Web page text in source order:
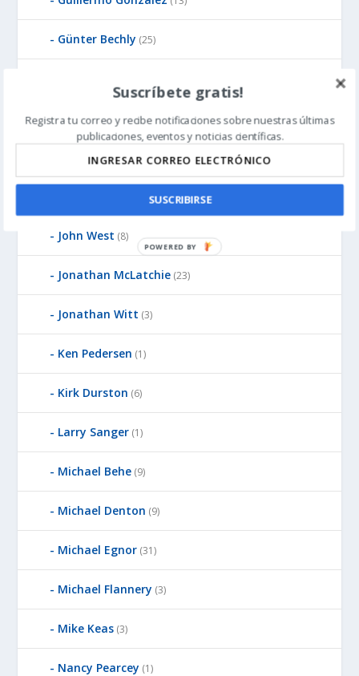
Günter Bechly (25)
Howard Glicksman(5)
James Gills(1)
Jean-Pierre Luminet(2)
John West (8)
Jonathan McLatchie (23)
Jonathan Witt (3)
Ken Pedersen (1)
Kirk Durston (6)
Larry Sanger (1)
Michael Behe (9)
Michael Denton (9)
Michael Egnor (31)
Michael Flannery (3)
Mike Keas (3)
Nancy Pearcey (1)
Suscríbete gratis!
Registra tu correo y recibe notificaciones sobre nuestras últimas
publicaciones, eventos y noticias científicas.
SUSCRIBIRSE
P
W
E
B